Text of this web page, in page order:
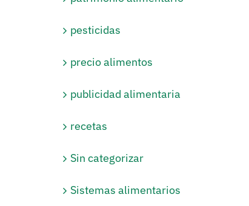
pesticidas
precio alimentos
publicidad alimentaria
recetas
Sin categorizar
Sistemas alimentarios